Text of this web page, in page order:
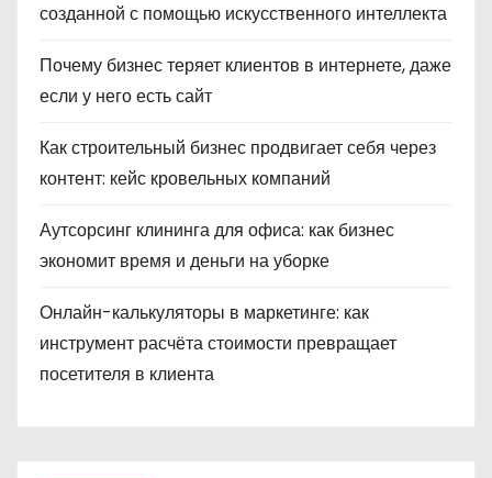
созданной с помощью искусственного интеллекта
Почему бизнес теряет клиентов в интернете, даже
если у него есть сайт
Как строительный бизнес продвигает себя через
контент: кейс кровельных компаний
Аутсорсинг клининга для офиса: как бизнес
экономит время и деньги на уборке
Онлайн-калькуляторы в маркетинге: как
инструмент расчёта стоимости превращает
посетителя в клиента